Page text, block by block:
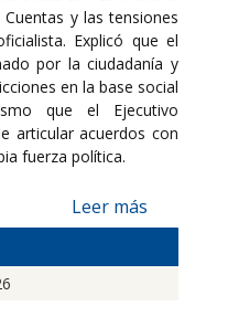
y las tensiones
Explicó que el
por la ciudadanía y
en la base social
que el Ejecutivo
articular acuerdos con
fuerza política.
Leer más